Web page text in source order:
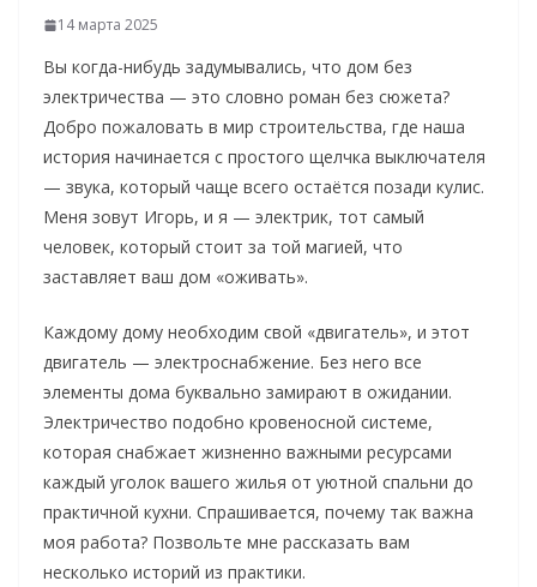
14 марта 2025
Вы когда-нибудь задумывались, что дом без
электричества — это словно роман без сюжета?
Добро пожаловать в мир строительства, где наша
история начинается с простого щелчка выключателя
— звука, который чаще всего остаётся позади кулис.
Меня зовут Игорь, и я — электрик, тот самый
человек, который стоит за той магией, что
заставляет ваш дом «оживать».
Каждому дому необходим свой «двигатель», и этот
двигатель — электроснабжение. Без него все
элементы дома буквально замирают в ожидании.
Электричество подобно кровеносной системе,
которая снабжает жизненно важными ресурсами
каждый уголок вашего жилья от уютной спальни до
практичной кухни. Спрашивается, почему так важна
моя работа? Позвольте мне рассказать вам
несколько историй из практики.